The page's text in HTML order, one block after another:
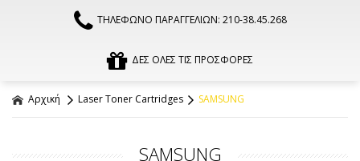
ΤΗΛΕΦΩΝΟ ΠΑΡΑΓΓΕΛΙΩΝ: 210-38.45.268
ΔΕΣ ΟΛΕΣ ΤΙΣ ΠΡΟΣΦΟΡΕΣ
Αρχική Laser Toner Cartridges SAMSUNG
SAMSUNG